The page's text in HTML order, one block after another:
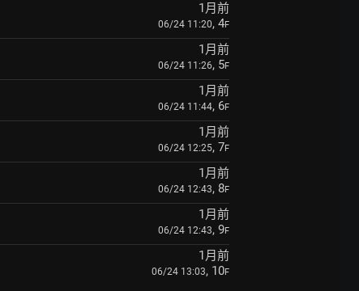
1月前
06/24 11:20, 4F
1月前
06/24 11:26, 5F
1月前
06/24 11:44, 6F
1月前
06/24 12:25, 7F
1月前
06/24 12:43, 8F
1月前
06/24 12:43, 9F
1月前
06/24 13:03, 10F